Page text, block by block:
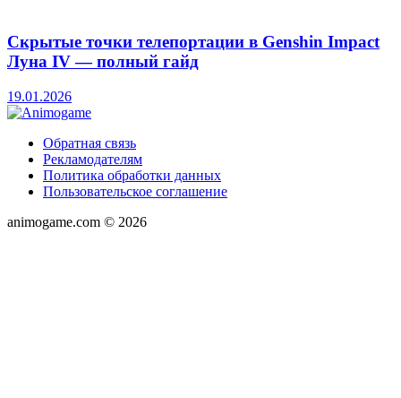
Скрытые точки телепортации в Genshin Impact
Луна IV — полный гайд
19.01.2026
Обратная связь
Рекламодателям
Политика обработки данных
Пользовательское соглашение
animogame.com © 2026